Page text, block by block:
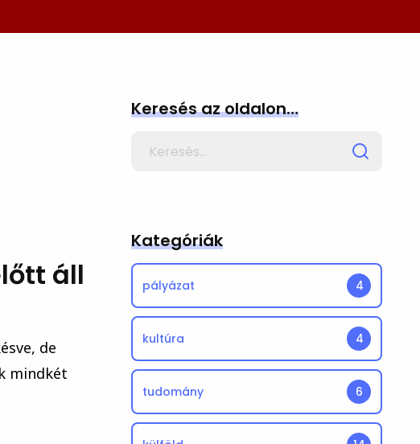
áll
de
mindkét
Keresés az oldalon…
Kategóriák
pályázat 4
kultúra 4
tudomány 6